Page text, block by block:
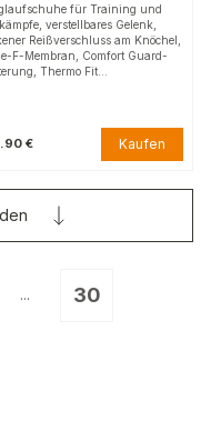
für Training und
verstellbares Gelenk,
Reißverschluss am Knöchel,
F-Membran, Comfort Guard-
Thermo Fit…
€ Kaufen
... 30